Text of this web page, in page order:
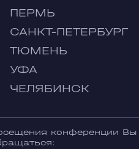
ПЕРМЬ
САНКТ-ПЕТЕРБУРГ
ТЮМЕНЬ
УФА
ЧЕЛЯБИНСК
конференции Вы